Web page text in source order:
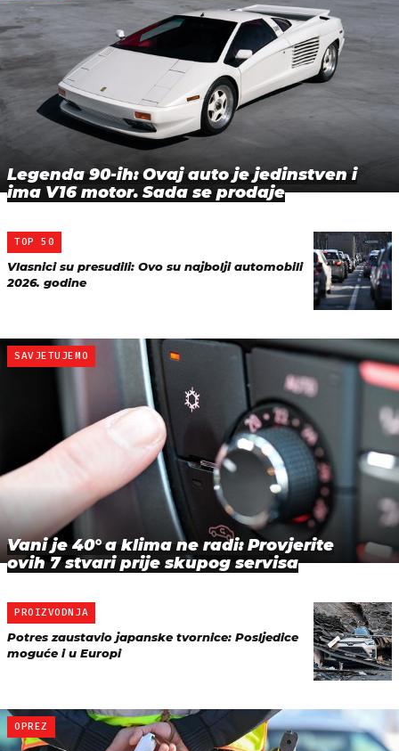
Legenda 90-ih: Ovaj auto je jedinstven i
ima V16 motor. Sada se prodaje
TOP 50
Vlasnici su presudili: Ovo su najbolji automobili
2026. godine
SAVJETUJEMO
Vani je 40° a klima ne radi: Provjerite
ovih 7 stvari prije skupog servisa
PROIZVODNJA
Potres zaustavio japanske tvornice: Posljedice
moguće i u Europi
OPREZ